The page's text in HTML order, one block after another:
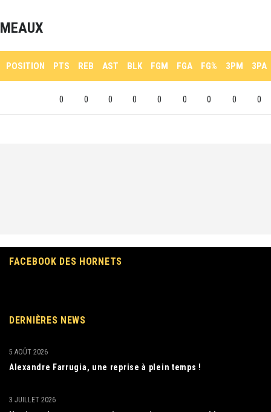
MEAUX
POSITION PTS REB AST BLK FGM FGA FG% 3PM 3PA
0 0 0 0 0 0 0 0 0
FACEBOOK DES HORNETS
DERNIÈRES NEWS
Alexandre Farrugia, une reprise à plein temps !
5 AOÛT 2026
3 JUILLET 2026